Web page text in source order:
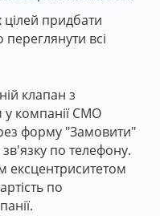
придбати
переглянути всі
клапан з
у компанії СМО
форму "Замовити"
по телефону.
ексцентриситетом
по